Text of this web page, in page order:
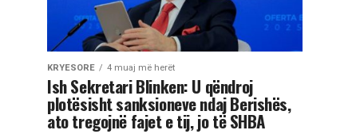
KRYESORE 4 muaj më herët
Ish Sekretari Blinken: U qëndroj
plotësisht sanksioneve ndaj Berishës,
ato tregojnë fajet e tij, jo të SHBA